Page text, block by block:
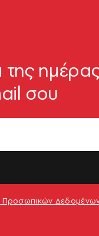
σου
Προσωπικών